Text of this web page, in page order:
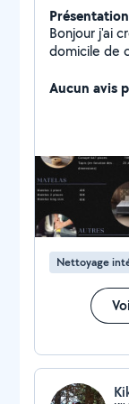
Présentation
Bonjour j'ai
domicile de
Aucun avis
Nettoyage